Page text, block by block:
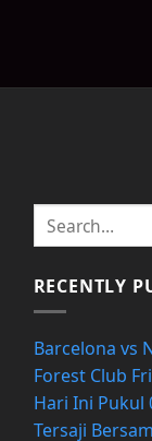
RECENTLY
Barcelona vs
Forest Club
Hari Ini Pukul
Tersaji